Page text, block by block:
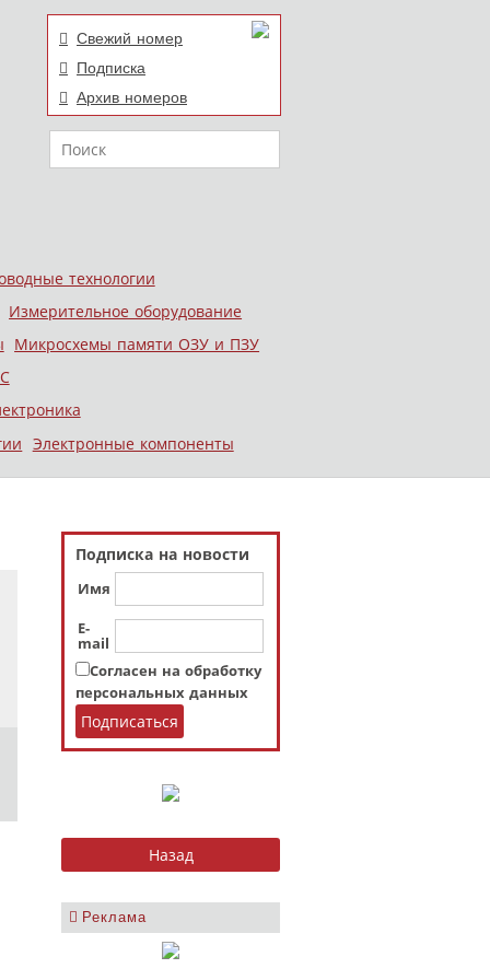
Свежий номер
Подписка
Архив номеров
Поиск
технологии
Измерительное оборудование
Микросхемы памяти ОЗУ и ПЗУ
Электронные компоненты
Подписка на новости
Имя
E-
mail
Согласен на обработку
персональных данных
Реклама